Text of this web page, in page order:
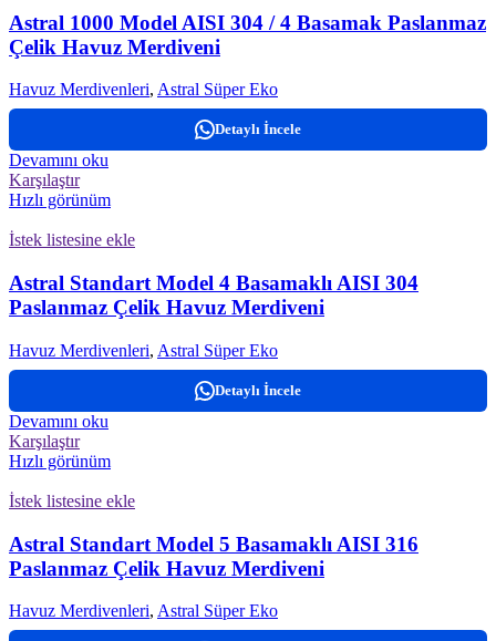
Astral 1000 Model AISI 304 / 4 Basamak Paslanmaz
Çelik Havuz Merdiveni
Havuz Merdivenleri, Astral Süper Eko
Detaylı İncele
Devamını oku
Karşılaştır
Hızlı görünüm
İstek listesine ekle
Astral Standart Model 4 Basamaklı AISI 304
Paslanmaz Çelik Havuz Merdiveni
Havuz Merdivenleri, Astral Süper Eko
Detaylı İncele
Devamını oku
Karşılaştır
Hızlı görünüm
İstek listesine ekle
Astral Standart Model 5 Basamaklı AISI 316
Paslanmaz Çelik Havuz Merdiveni
Havuz Merdivenleri, Astral Süper Eko